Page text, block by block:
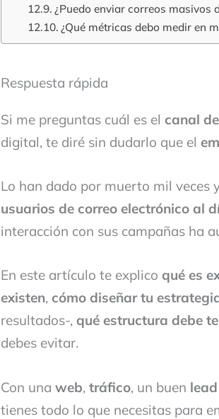
¿Puedo enviar correos masivos
¿Qué métricas debo medir en
Respuesta rápida
Si me preguntas cuál es el canal
digital, te diré sin dudarlo que el
Lo han dado por muerto mil veces
usuarios de correo electrónico al
interacción con sus campañas ha
En este artículo te explico qué es
existen, cómo diseñar tu
resultados-, qué estructura debe
debes evitar.
Con una web, tráfico, un buen
tienes todo lo que necesitas para